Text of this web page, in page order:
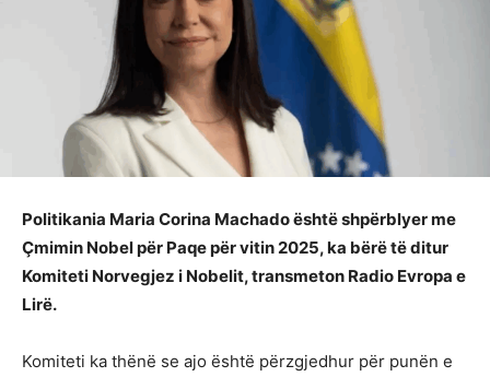
Politikania Maria Corina Machado është shpërblyer me
Çmimin Nobel për Paqe për vitin 2025, ka bërë të ditur
Komiteti Norvegjez i Nobelit, transmeton Radio Evropa e
Lirë.
Komiteti ka thënë se ajo është përzgjedhur për punën e